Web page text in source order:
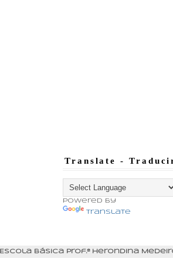
Translate -
Powered by
Translate
Escola Básica Prof.ª Herondina